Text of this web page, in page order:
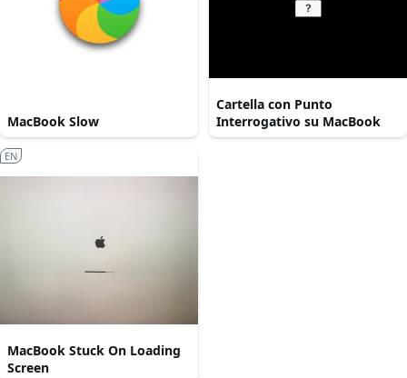
MacBook Slow
Cartella con Punto
Interrogativo su MacBook
MacBook Stuck On Loading
Screen
EN